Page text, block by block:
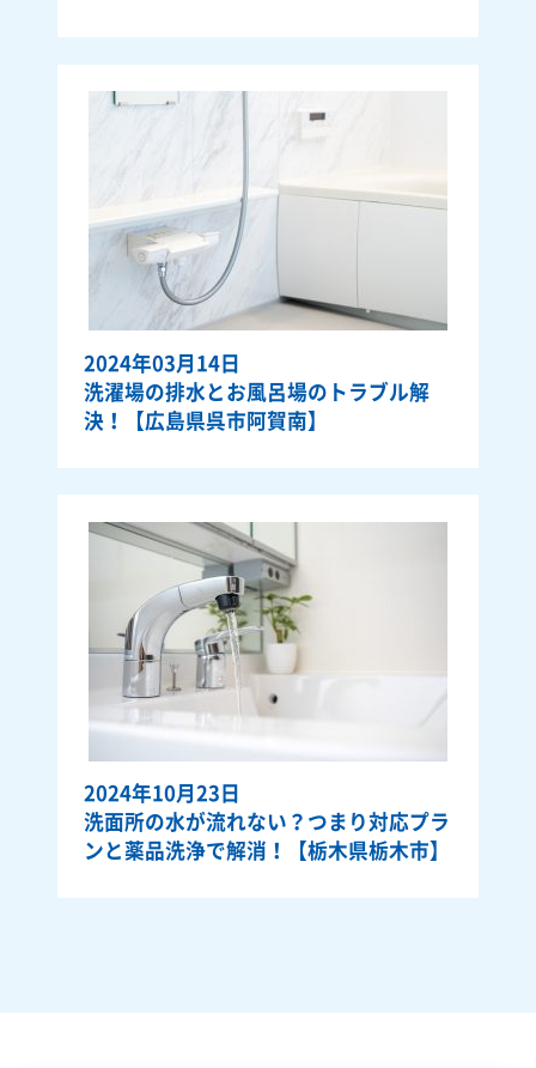
2024年03月14日
洗濯場の排水とお風呂場のトラブル解
決！【広島県呉市阿賀南】
2024年10月23日
洗面所の水が流れない？つまり対応プラ
ンと薬品洗浄で解消！【栃木県栃木市】